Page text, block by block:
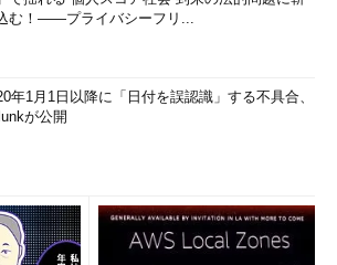
む！――プライバシーフリ...
年1月1日以降に「日付を誤認識」する不具合、
が公開